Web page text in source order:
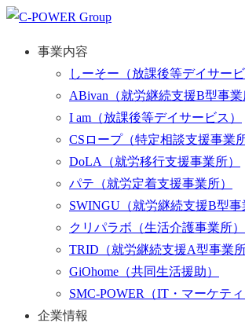
事業内容
しーそー （放課後等デイサービ
ABivan （就労継続支援B型事業
I am （放課後等デイサービス）
CSロープ（特定相談支援事業所
DoLA
（就労移行支援事業所）
パテ （就労定着支援事業所）
SWINGU （就労継続支援B型事
クリパラボ （生活介護事業所）
TRID （就労継続支援A型事業所
GiOhome （共同生活援助）
SMC-POWER
（IT・マーケティ
企業情報